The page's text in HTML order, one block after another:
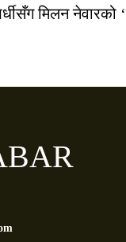
मिलन नेवारको